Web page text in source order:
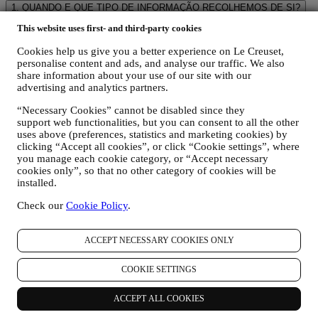
This website uses first- and third-party cookies
Cookies help us give you a better experience on Le Creuset,
personalise content and ads, and analyse our traffic. We also
share information about your use of our site with our
advertising and analytics partners.
“Necessary Cookies” cannot be disabled since they
support web functionalities, but you can consent to all the other
uses above (preferences, statistics and marketing cookies) by
clicking “Accept all cookies”, or click “Cookie settings”, where
you manage each cookie category, or “Accept necessary
cookies only”, so that no other category of cookies will be
installed.
Check our Cookie Policy.
ACCEPT NECESSARY COOKIES ONLY
COOKIE SETTINGS
ACCEPT ALL COOKIES
1. QUANDO E QUE TIPO DE INFORMAÇÃO RECOLHEMOS DE SI?
e que nos permite identificá-lo, diretamente ou em combinação com
outras informações.
Crianças: este site não se destina a crianças e não reunimos
intencionalmente dados relacionados a crianças.
Podemos reunir os seus dados pessoais quando utiliza o nosso site (o
Creuset no site ou nas lojas Le Creuset (Boutiques Signature e
Outlets) ou assina as nossas comunicações de marketing. Os dados
pessoais podem dizer respeito a:
nome, sobrenome, endereço de e-mail, data de nascimento e
outros detalhes de contato (endereço, número de telefone e
endereço de e-mail), para registrar uma conta Le Creuset ou
newsletter no site ou na loja.
compra, dados de entrega, dados e detalhes de produtos e
pagamentos, para gerenciar seus pedidos.
dados sobre o seu histórico de navegação on-line (por
exemplo, identificadores on-line - como seu endereço IP,
versão do navegador, sistema operacional, duração da visita,
usuário que retorna, origem geográfica), reunidos durante as
suas visitas ao site (se você é um usuário registrado ou não),